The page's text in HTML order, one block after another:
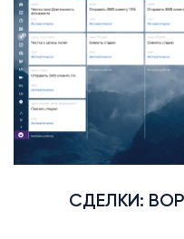
СДЕЛКИ: